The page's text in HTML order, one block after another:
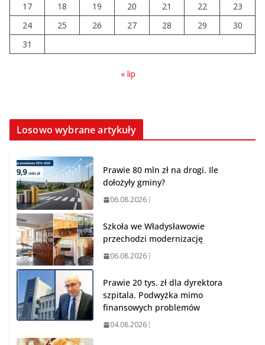
Brylant dla Turku? 255. miejsce
trudno uznać za sukces
17
18 19 20 21 22
23
24
25 26 27 28 29
30
31
« lip
Losowo wybrane artykuły
Prawie 80 mln zł na drogi. Ile
dołożyły gminy?
06.08.2026
Szkoła we Władysławowie
przechodzi modernizację
06.08.2026
Prawie 20 tys. zł dla dyrektora
szpitala. Podwyżka mimo
finansowych problemów
04.08.2026